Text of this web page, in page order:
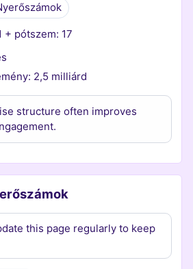
+ pótszem: 17
2,5 milliárd
structure often improves
this page regularly to keep